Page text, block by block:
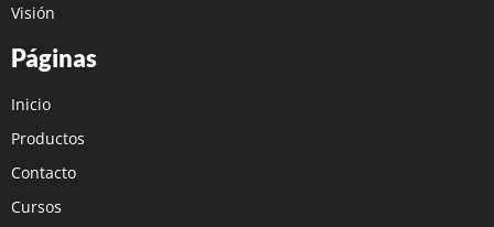
Visión
Páginas
Inicio
Productos
Contacto
Cursos